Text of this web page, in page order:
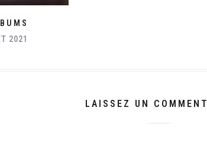
2021
LAISSEZ UN